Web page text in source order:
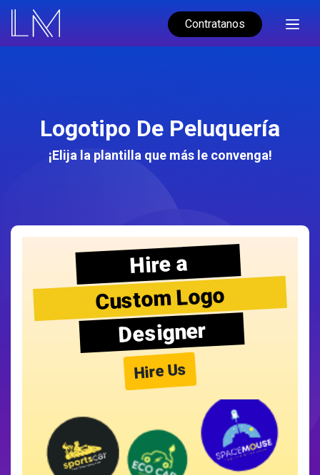
Contratanos
Logotipo De Peluquería
¡Elija la plantilla que más le convenga!
Hire a
Custom Logo
Designer
Hire Us